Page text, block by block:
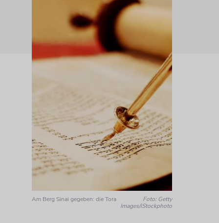
Am Berg Sinai gegeben: die Tora
Foto: Getty
Images/iStockphoto